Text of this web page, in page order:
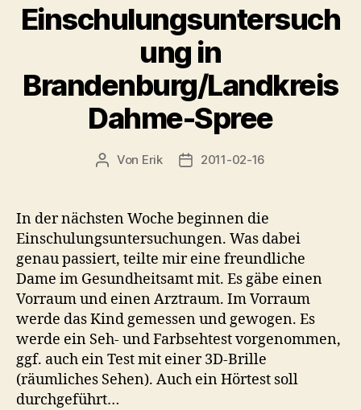
Einschulungsuntersuch
ung in
Brandenburg/Landkreis
Dahme-Spree
Beitragsautor
Von Erik Veröffentlichungsdatum
2011-02-16
In der nächsten Woche beginnen die
Einschulungsuntersuchungen. Was dabei
genau passiert, teilte mir eine freundliche
Dame im Gesundheitsamt mit. Es gäbe einen
Vorraum und einen Arztraum. Im Vorraum
werde das Kind gemessen und gewogen. Es
werde ein Seh- und Farbsehtest vorgenommen,
ggf. auch ein Test mit einer 3D-Brille
(räumliches Sehen). Auch ein Hörtest soll
durchgeführt…